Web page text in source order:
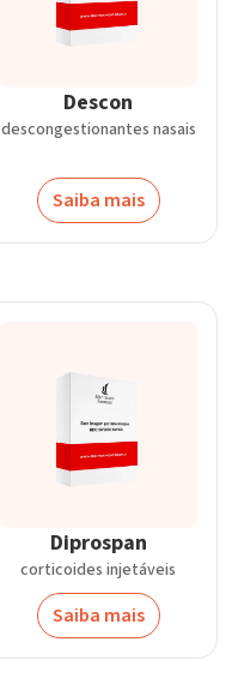
Descon
descongestionantes nasais
Saiba mais
Diprospan
corticoides injetáveis
Saiba mais